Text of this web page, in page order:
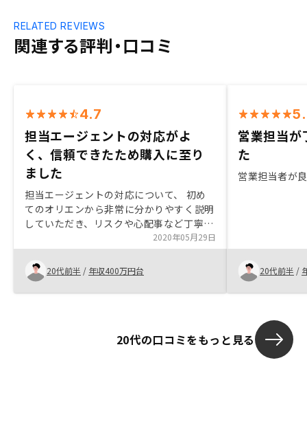
関連する評判・口コミ
RELATED REVIEWS
4.7
担当エージェントの対応がよ
く、信頼できたため購入に至り
ました
担当エージェントの対応について、 初め
てのオリエンから非常に分かりやすく説明
していただき、リスクや心配事など丁寧に
寄り添って教えて頂き、この人なら信頼で
きると思い購入に至りました。 内容も将
来の事を考えると購入しない理由が無かっ
たため、購入させて頂きました。信頼の決
め手として、御社の冊子等を最初に頂ける
2020年05月29日
20代前半 / 年収400万円台
営業担当が
た
営業担当者が
20代前半 /
20代の口コミをもっと見る